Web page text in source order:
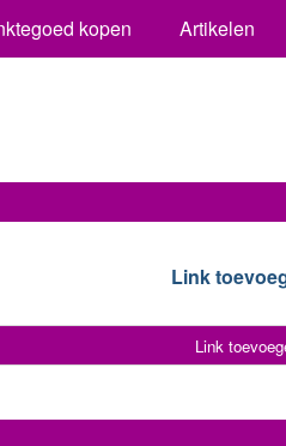
kopen Artikelen
Link
Link